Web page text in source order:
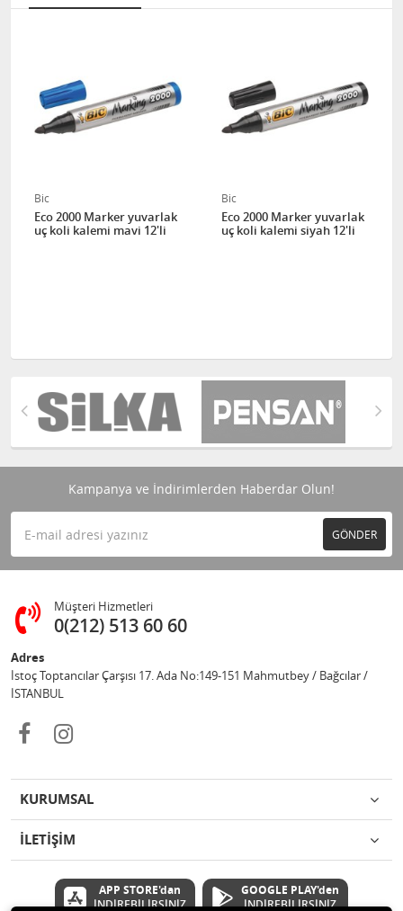
Bic
Eco 2000 Marker yuvarlak
uç koli kalemi mavi 12'li
Bic
Eco 2000 Marker yuvarlak
uç koli kalemi siyah 12'li
Kampanya ve İndirimlerden Haberdar Olun!
GÖNDER
Müşteri Hizmetleri
0(212) 513 60 60
Adres
İstoç Toptancılar Çarşısı 17. Ada No:149-151 Mahmutbey / Bağcılar /
İSTANBUL
KURUMSAL
İLETİŞİM
APP STORE'dan
İNDİREBİLİRSİNİZ
GOOGLE PLAY'den
İNDİREBİLİRSİNİZ